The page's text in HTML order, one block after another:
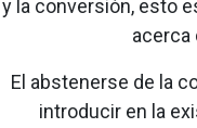
y la conversión, esto
acerca
El abstenerse de la
introducir en la